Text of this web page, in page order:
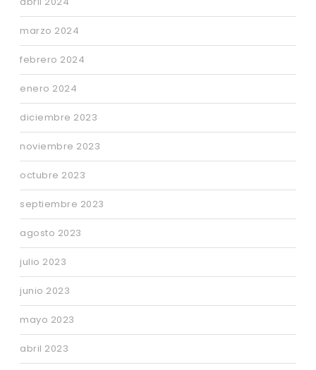
marzo 2024
febrero 2024
enero 2024
diciembre 2023
noviembre 2023
octubre 2023
septiembre 2023
agosto 2023
julio 2023
junio 2023
mayo 2023
abril 2023